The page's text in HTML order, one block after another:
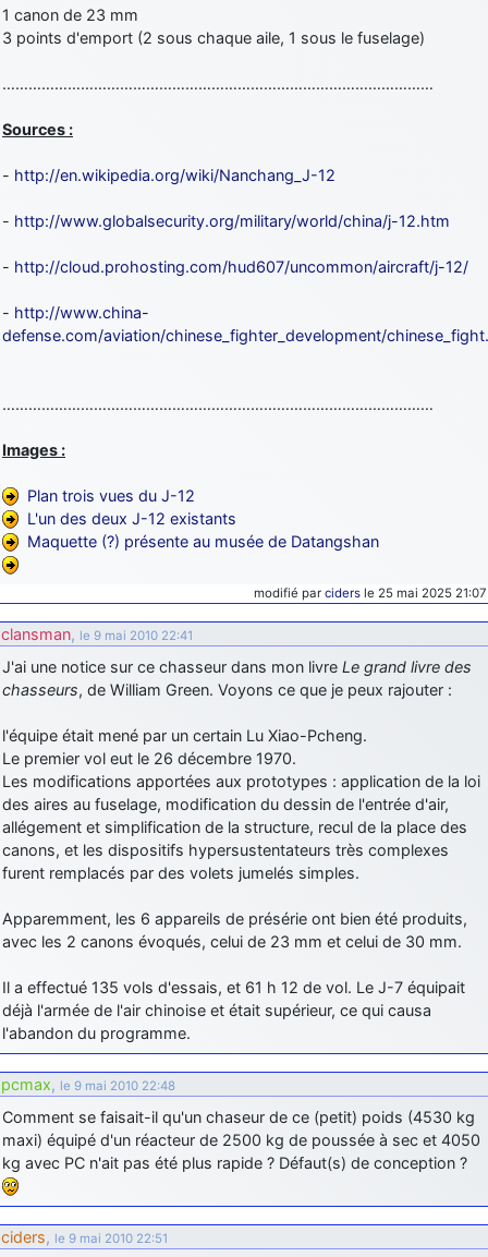
1 canon de 23 mm
3 points d'emport (2 sous chaque aile, 1 sous le fuselage)
………………………………………………………………………………………
Sources :
- http://en.wikipedia.org/wiki/Nanchang_J-12
- http://www.globalsecurity.org/military/world/china/j-12.htm
- http://cloud.prohosting.com/hud607/uncommon/aircraft/j-12/
- http://www.china-
defense.com/aviation/chinese_fighter_development/
………………………………………………………………………………………
Images :
Plan trois vues du J-12
L'un des deux J-12 existants
Maquette (?) présente au musée de Datangshan
modifié par ciders le 25 mai 2025 21:07
clansman, le 9 mai 2010 22:41
J'ai une notice sur ce chasseur dans mon livre Le grand livre des
chasseurs, de William Green. Voyons ce que je peux rajouter :
l'équipe était mené par un certain Lu Xiao-Pcheng.
Le premier vol eut le 26 décembre 1970.
Les modifications apportées aux prototypes : application de la loi
des aires au fuselage, modification du dessin de l'entrée d'air,
allégement et simplification de la structure, recul de la place des
canons, et les dispositifs hypersustentateurs très complexes
furent remplacés par des volets jumelés simples.
Apparemment, les 6 appareils de présérie ont bien été produits,
avec les 2 canons évoqués, celui de 23 mm et celui de 30 mm.
Il a effectué 135 vols d'essais, et 61 h 12 de vol. Le J-7 équipait
déjà l'armée de l'air chinoise et était supérieur, ce qui causa
l'abandon du programme.
pcmax, le 9 mai 2010 22:48
Comment se faisait-il qu'un chaseur de ce (petit) poids (4530 kg
maxi) équipé d'un réacteur de 2500 kg de poussée à sec et 4050
kg avec PC n'ait pas été plus rapide ? Défaut(s) de conception ?
ciders, le 9 mai 2010 22:51